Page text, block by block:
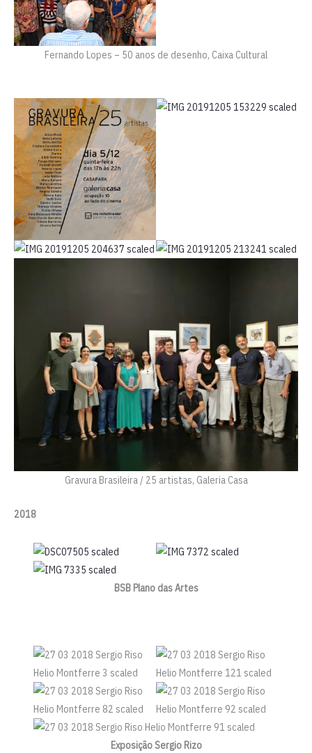
Fernando Lopes – 50 anos de desenho, Caixa Cultural
Gravura Brasileira / 25 artistas, Galeria Casa
2018
BSB Plano das Artes
Exposição Sergio Rizo